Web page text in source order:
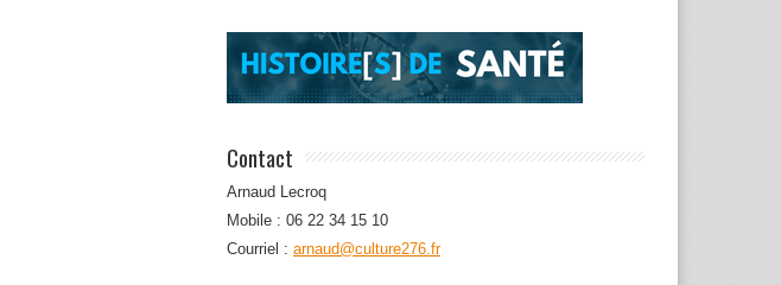
Contact
Arnaud Lecroq
Mobile : 06 22 34 15 10
Courriel : arnaud@culture276.fr